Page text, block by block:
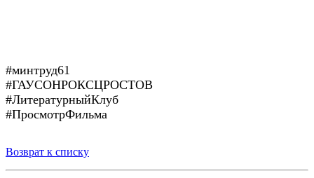
#минтруд61
#ГАУСОНРОКСЦРОСТОВ
#ЛитературныйКлуб
#ПросмотрФильма
Возврат к списку